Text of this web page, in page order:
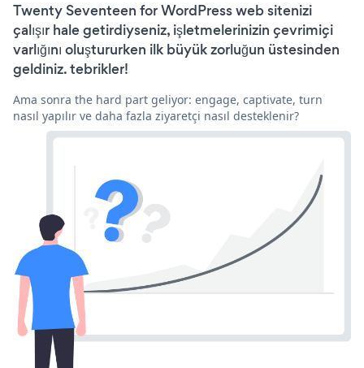
Twenty Seventeen for WordPress web sitenizi
çalışır hale getirdiyseniz, işletmelerinizin çevrimiçi
varlığını oluştururken ilk büyük zorluğun üstesinden
geldiniz. tebrikler!
Ama sonra the hard part geliyor: engage, captivate, turn
nasıl yapılır ve daha fazla ziyaretçi nasıl desteklenir?